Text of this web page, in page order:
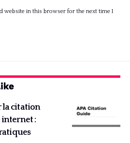
website in this browser for the next time I
la citation
internet :